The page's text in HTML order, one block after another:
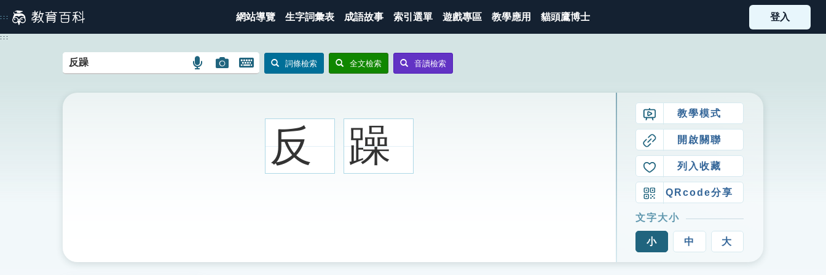
到
主
::: 網站導覽 生字詞彙表 成語故事 索引選單 遊戲專區 教學應用 貓頭鷹博士 登入
:::
語
搜
圖
搜
開
鍵
詞條檢索 全文檢索 音讀檢索
反 躁
教學模式
開啟關聯
列入收藏
QRcode分享
文字大小
小 中 大